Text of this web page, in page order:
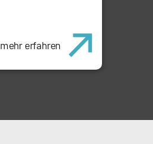
mehr erfahren